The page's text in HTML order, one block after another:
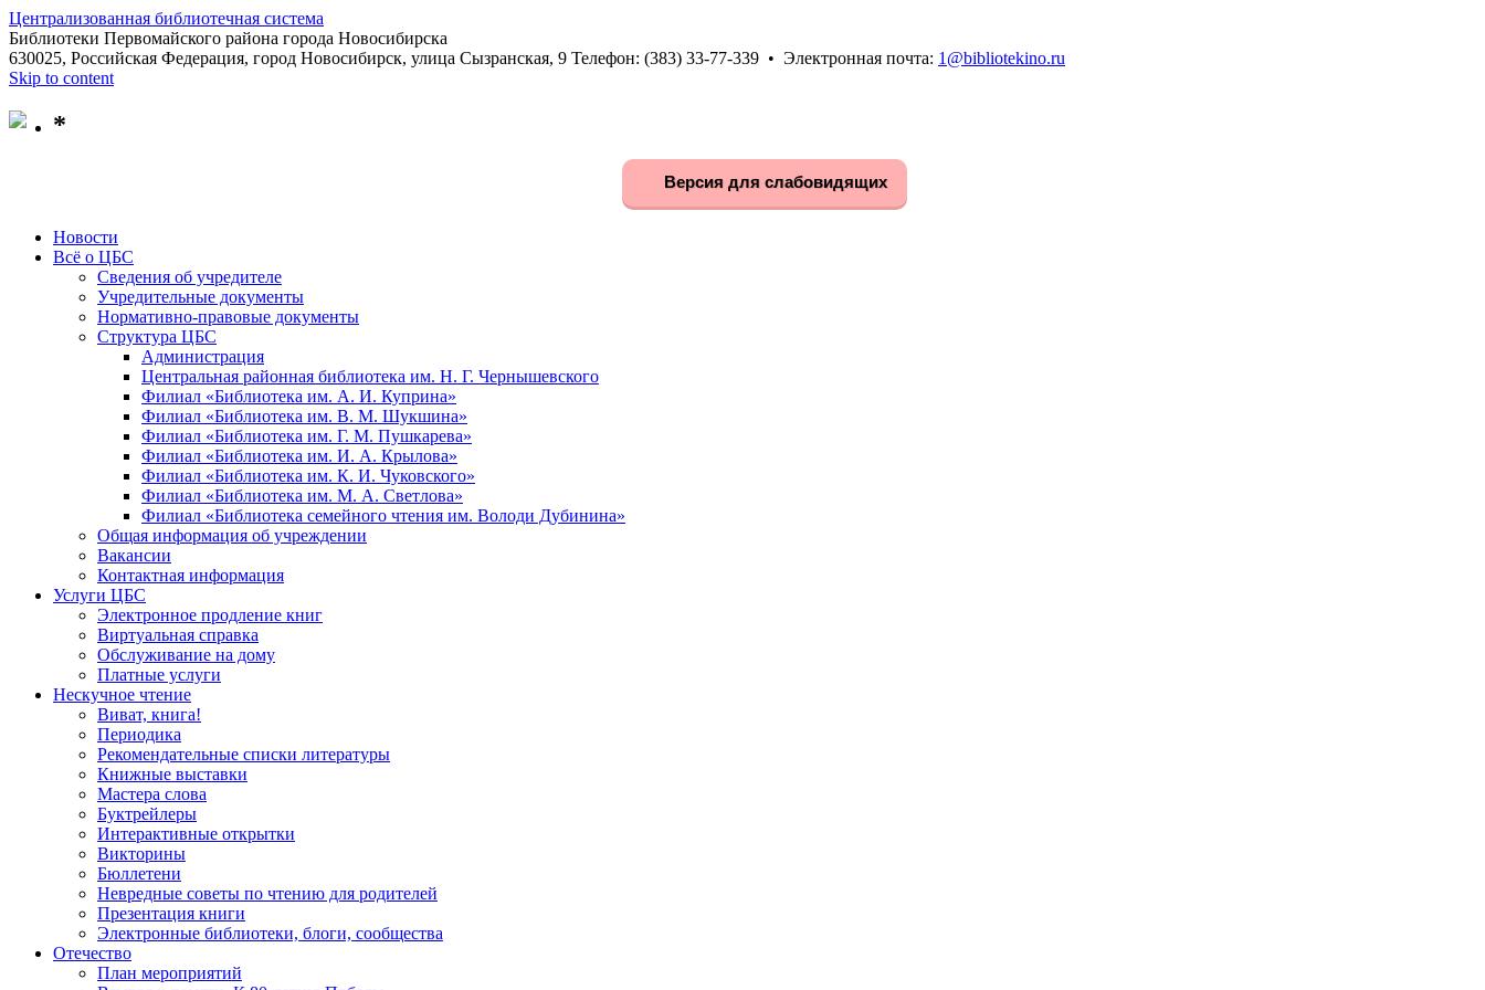
Централизованная библиотечная система
Библиотеки Первомайского района города Новосибирска
630025, Российская Федерация, город Новосибирск, улица Сызранская, 9 Телефон: (383) 33-77-339 • Электронная почта: 1@bibliotekino.ru
Skip to content
*
Версия для слабовидящих
Новости
Всё о ЦБС
Сведения об учредителе
Учредительные документы
Нормативно-правовые документы
Структура ЦБС
Администрация
Центральная районная библиотека им. Н. Г. Чернышевского
Филиал «Библиотека им. А. И. Куприна»
Филиал «Библиотека им. В. М. Шукшина»
Филиал «Библиотека им. Г. М. Пушкарева»
Филиал «Библиотека им. И. А. Крылова»
Филиал «Библиотека им. К. И. Чуковского»
Филиал «Библиотека им. М. А. Светлова»
Филиал «Библиотека семейного чтения им. Володи Дубинина»
Общая информация об учреждении
Вакансии
Контактная информация
Услуги ЦБС
Электронное продление книг
Виртуальная справка
Обслуживание на дому
Платные услуги
Нескучное чтение
Виват, книга!
Периодика
Рекомендательные списки литературы
Книжные выставки
Мастера слова
Буктрейлеры
Интерактивные открытки
Викторины
Бюллетени
Невредные советы по чтению для родителей
Презентация книги
Электронные библиотеки, блоги, сообщества
Отечество
План мероприятий